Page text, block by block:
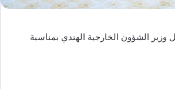
الشؤون الخارجية الهندي بمناسبة